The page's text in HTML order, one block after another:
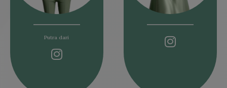
Putra dari